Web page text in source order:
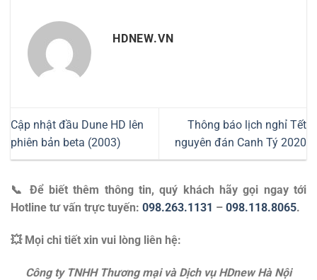
HDNEW.VN
Cập nhật đầu Dune HD lên
phiên bản beta (2003)
Thông báo lịch nghỉ Tết
nguyên đán Canh Tý 2020
📞 Để biết thêm thông tin, quý khách hãy gọi ngay tới
Hotline tư vấn trực tuyến: 098.263.1131 – 098.118.8065.
💥 Mọi chi tiết xin vui lòng liên hệ:
Công ty TNHH Thương mại và Dịch vụ HDnew Hà Nội